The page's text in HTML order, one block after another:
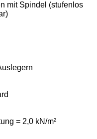
mit Spindel (stufenlos
= 2,0 kN/m²